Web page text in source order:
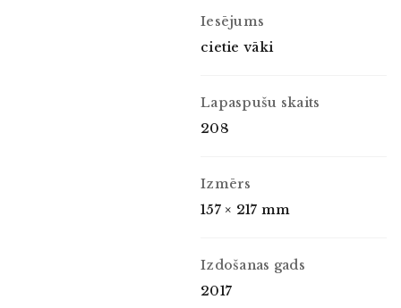
Iesējums
cietie vāki
Lapaspušu skaits
208
Izmērs
157 × 217 mm
Izdošanas gads
2017